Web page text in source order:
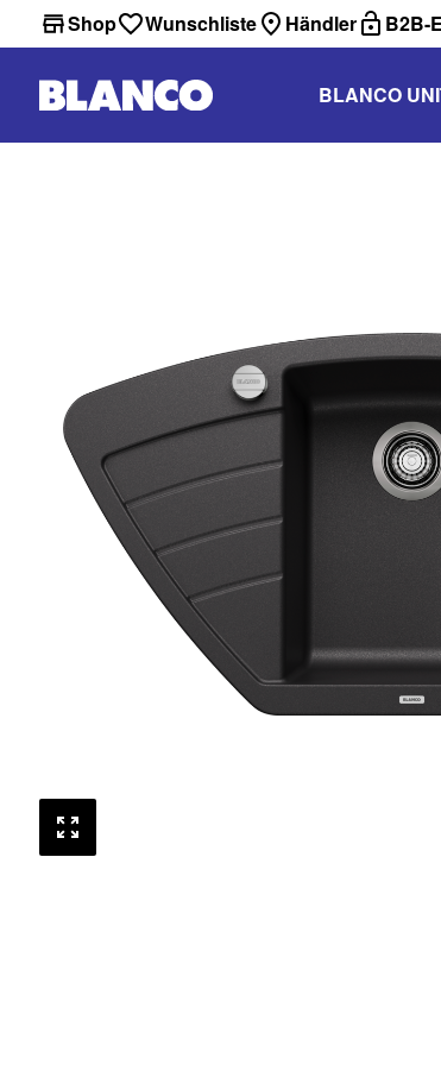
Shop Wunschliste Händler B2B-
BLANCO